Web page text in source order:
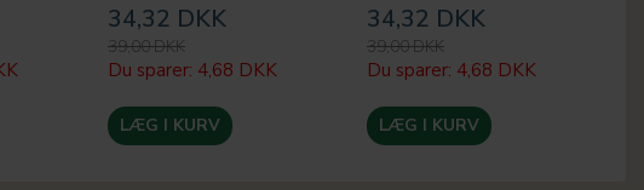
34,32 DKK
39,00 DKK
Du sparer: 4,68 DKK
LÆG I KURV
34,32 DKK
39,00 DKK
Du sparer: 4,68 DKK
LÆG I KURV